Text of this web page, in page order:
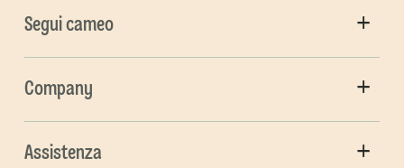
Segui cameo
Company
Assistenza